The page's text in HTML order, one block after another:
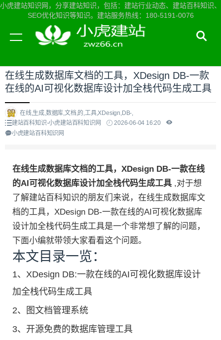
小虎建站知识网，分享建站知识，包括：建站行业动态、建站百科知识、
SEO优化知识等知识。建站服务热线：180-5191-0076
当前位置：小虎建站知识网首页>建站百科知识
在线生成数据库文档的工具，XDesign DB-一款
在线的AI可视化数据库设计加全栈代码生成工具
在线,生成,数据库,文档,的,工具,XDesign,DB-,
建站百科知识-小虎建站百科知识网
2026-06-04 16:20
小虎建站百科知识网
在线生成数据库文档的工具，XDesign DB-一款在线
的AI可视化数据库设计加全栈代码生成工具 ,对于想
了解建站百科知识的朋友们来说，在线生成数据库文
档的工具，XDesign DB-一款在线的AI可视化数据库
设计加全栈代码生成工具是一个非常想了解的问题，
下面小编就带领大家看看这个问题。
本文目录一览：
1、 XDesign DB:一款在线的AI可视化数据库设计
加全栈代码生成工具
2、
图文档管理系统
3、 开源免费的数据库管理工具